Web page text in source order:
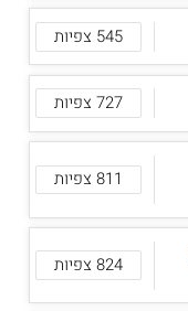
545 צפיות
727 צפיות
811 צפיות
824 צפיות